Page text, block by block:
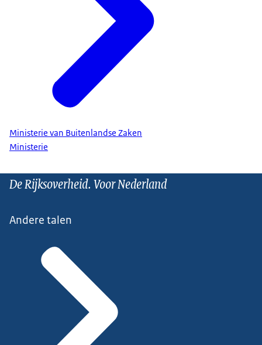
Ministerie van Buitenlandse Zaken
Ministerie
De Rijksoverheid. Voor Nederland
Andere talen